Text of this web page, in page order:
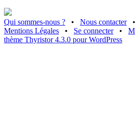
Qui sommes-nous ? • Nous contacter •
Mentions Légales
• Se connecter •
thème Thyristor 4.3.0 pour WordPress